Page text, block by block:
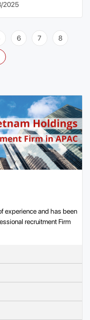
2025
6 7 8
experience and has been
recruitment Firm